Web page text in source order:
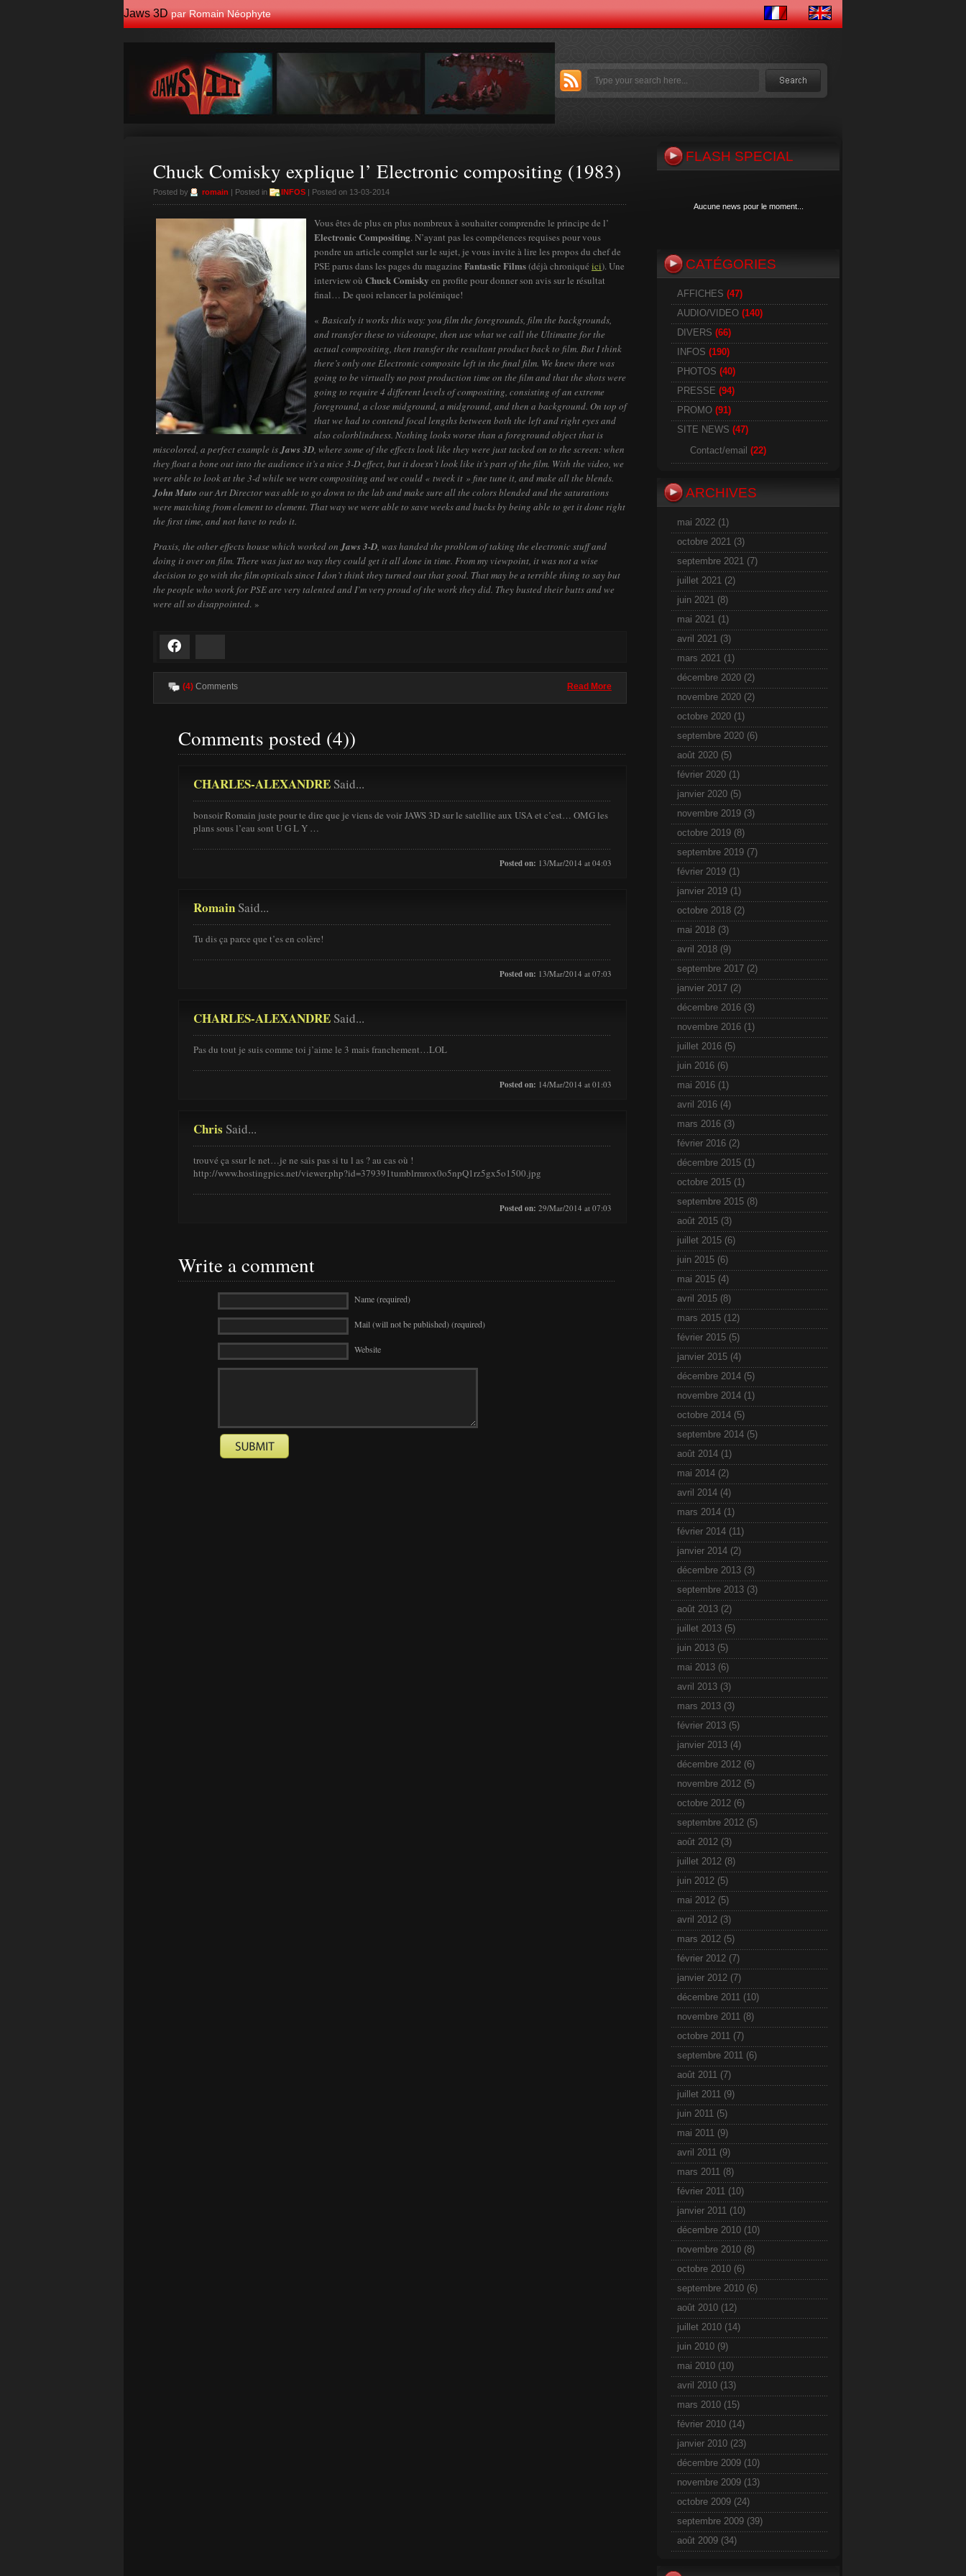
Jaws 3D par Romain Néophyte
Chuck Comisky explique l’ Electronic compositing (1983)
Posted by romain | Posted in INFOS | Posted on 13-03-2014
Vous êtes de plus en plus nombreux à souhaiter comprendre le principe de l’
Electronic Compositing. N’ayant pas les compétences requises pour vous
pondre un article complet sur le sujet, je vous invite à lire les propos du chef de
PSE parus dans les pages du magazine Fantastic Films(déjà chroniqué ici). Une
interview où Chuck Comisky en profite pour donner son avis sur le résultat
final… De quoi relancer la polémique!
« Basicaly it works this way: you film the foregrounds, film the backgrounds,
and transfer these to videotape, then use what we call the Ultimatte for the
actual compositing, then transfer the resultant product back to film. But I think
there’s only one Electronic composite left in the final film. We knew there was
going to be virtually no post production time on the film and that the shots were
going to require 4 different levels of compositing, consisting of an extreme
foreground, a close midground, a midground, and then a background. On top of
that we had to contend focal lengths between both the left and right eyes and
also colorblindness. Nothing looks worse than a foreground object that is
miscolored, a perfect example isJaws 3D, where some of the effects look like they were just tacked on to the screen: when
they float a bone out into the audience it’s a nice 3-D effect, but it doesn’t look like it’s part of the film. With the video, we
were able to look at the 3-d while we were compositing and we could « tweek it » fine tune it, and make all the blends.
John Muto our Art Director was able to go down to the lab and make sure all the colors blended and the saturations
were matching from element to element. That way we were able to save weeks and bucks by being able to get it done right
the first time, and not have to redo it.
Praxis, the other effects house which worked onJaws 3-D, was handed the problem of taking the electronic stuff and
doing it over on film. There was just no way they could get it all done in time. From my viewpoint, it was not a wise
decision to go with the film opticals since I don’t think they turned out that good. That may be a terrible thing to say but
the people who work for PSE are very talented and I’m very proud of the work they did. They busted their butts and we
were all so disappointed. »
(4) Comments Read More
Comments posted (4))
CHARLES-ALEXANDRESaid...
bonsoir Romain juste pour te dire que je viens de voir JAWS 3D sur le satellite aux USA et c’est… OMG les
plans sous l’eau sont U G L Y …
Posted on: 13/Mar/2014 at 04:03
RomainSaid...
Tu dis ça parce que t’es en colère!
Posted on: 13/Mar/2014 at 07:03
CHARLES-ALEXANDRESaid...
Pas du tout je suis comme toi j’aime le 3 mais franchement…LOL
Posted on: 14/Mar/2014 at 01:03
Chris Said...
trouvé ça ssur le net…je ne sais pas si tu l as ? au cas où !
http://www.hostingpics.net/viewer.php?id=379391tumblrmrox0o5npQ1rz5gx5o1500.jpg
Posted on: 29/Mar/2014 at 07:03
Write a comment
Name (required)
Mail (will not be published) (required)
Website
FLASH SPECIAL
Aucune news pour le moment...
Aucune news pour le moment...
CATÉGORIES
AFFICHES (47)
AUDIO/VIDEO (140)
DIVERS (66)
INFOS (190)
PHOTOS (40)
PRESSE (94)
PROMO (91)
SITE NEWS (47)
Contact/email (22)
ARCHIVES
mai 2022 (1)
octobre 2021 (3)
septembre 2021 (7)
juillet 2021 (2)
juin 2021 (8)
mai 2021 (1)
avril 2021 (3)
mars 2021 (1)
décembre 2020 (2)
novembre 2020 (2)
octobre 2020 (1)
septembre 2020 (6)
août 2020 (5)
février 2020 (1)
janvier 2020 (5)
novembre 2019 (3)
octobre 2019 (8)
septembre 2019 (7)
février 2019 (1)
janvier 2019 (1)
octobre 2018 (2)
mai 2018 (3)
avril 2018 (9)
septembre 2017 (2)
janvier 2017 (2)
décembre 2016 (3)
novembre 2016 (1)
juillet 2016 (5)
juin 2016 (6)
mai 2016 (1)
avril 2016 (4)
mars 2016 (3)
février 2016 (2)
décembre 2015 (1)
octobre 2015 (1)
septembre 2015 (8)
août 2015 (3)
juillet 2015 (6)
juin 2015 (6)
mai 2015 (4)
avril 2015 (8)
mars 2015 (12)
février 2015 (5)
janvier 2015 (4)
décembre 2014 (5)
novembre 2014 (1)
octobre 2014 (5)
septembre 2014 (5)
août 2014 (1)
mai 2014 (2)
avril 2014 (4)
mars 2014 (1)
février 2014 (11)
janvier 2014 (2)
décembre 2013 (3)
septembre 2013 (3)
août 2013 (2)
juillet 2013 (5)
juin 2013 (5)
mai 2013 (6)
avril 2013 (3)
mars 2013 (3)
février 2013 (5)
janvier 2013 (4)
décembre 2012 (6)
novembre 2012 (5)
octobre 2012 (6)
septembre 2012 (5)
août 2012 (3)
juillet 2012 (8)
juin 2012 (5)
mai 2012 (5)
avril 2012 (3)
mars 2012 (5)
février 2012 (7)
janvier 2012 (7)
décembre 2011 (10)
novembre 2011 (8)
octobre 2011 (7)
septembre 2011 (6)
août 2011 (7)
juillet 2011 (9)
juin 2011 (5)
mai 2011 (9)
avril 2011 (9)
mars 2011 (8)
février 2011 (10)
janvier 2011 (10)
décembre 2010 (10)
novembre 2010 (8)
octobre 2010 (6)
septembre 2010 (6)
août 2010 (12)
juillet 2010 (14)
juin 2010 (9)
mai 2010 (10)
avril 2010 (13)
mars 2010 (15)
février 2010 (14)
janvier 2010 (23)
décembre 2009 (10)
novembre 2009 (13)
octobre 2009 (24)
septembre 2009 (39)
août 2009 (34)